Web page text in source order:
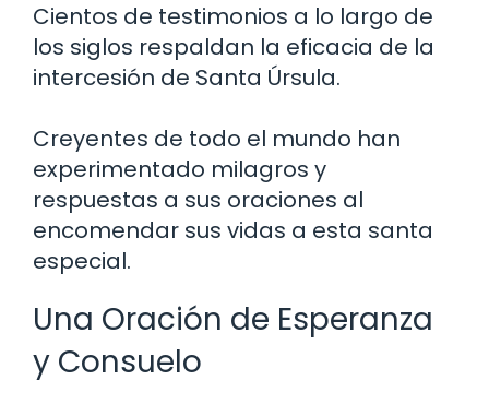
Cientos de testimonios a lo largo de
los siglos respaldan la eficacia de la
intercesión de Santa Úrsula.
Creyentes de todo el mundo han
experimentado milagros y
respuestas a sus oraciones al
encomendar sus vidas a esta santa
especial.
Una Oración de Esperanza
y Consuelo